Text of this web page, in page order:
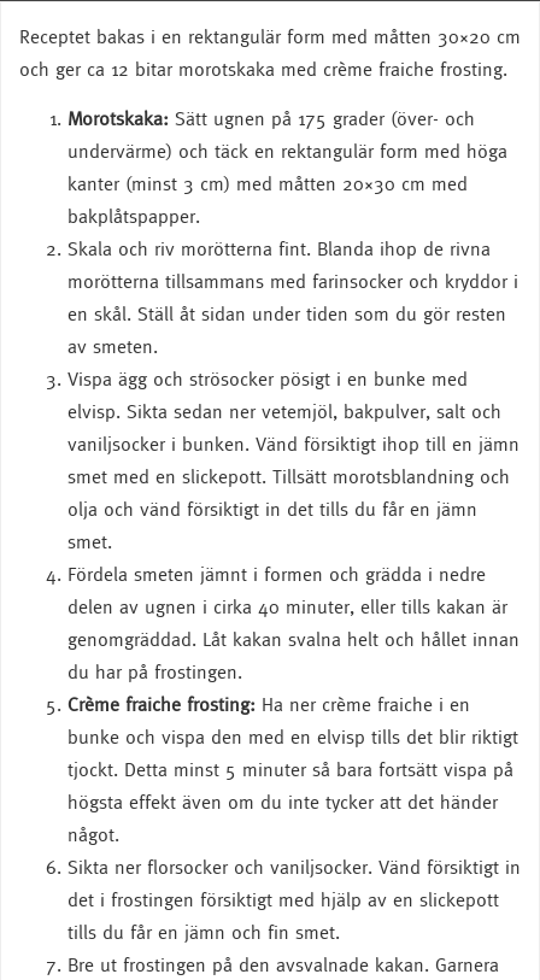
Receptet bakas i en rektangulär form med måtten 30×20 cm
och ger ca 12 bitar morotskaka med crème fraiche frosting.
Morotskaka: Sätt ugnen på 175 grader (över- och
undervärme) och täck en rektangulär form med höga
kanter (minst 3 cm) med måtten 20×30 cm med
bakplåtspapper.
Skala och riv morötterna fint. Blanda ihop de rivna
morötterna tillsammans med farinsocker och kryddor i
en skål. Ställ åt sidan under tiden som du gör resten
av smeten.
Vispa ägg och strösocker pösigt i en bunke med
elvisp. Sikta sedan ner vetemjöl, bakpulver, salt och
vaniljsocker i bunken. Vänd försiktigt ihop till en jämn
smet med en slickepott. Tillsätt morotsblandning och
olja och vänd försiktigt in det tills du får en jämn
smet.
Fördela smeten jämnt i formen och grädda i nedre
delen av ugnen i cirka 40 minuter, eller tills kakan är
genomgräddad. Låt kakan svalna helt och hållet innan
du har på frostingen.
Crème fraiche frosting: Ha ner crème fraiche i en
bunke och vispa den med en elvisp tills det blir riktigt
tjockt. Detta minst 5 minuter så bara fortsätt vispa på
högsta effekt även om du inte tycker att det händer
något.
Sikta ner florsocker och vaniljsocker. Vänd försiktigt in
det i frostingen försiktigt med hjälp av en slickepott
tills du får en jämn och fin smet.
Bre ut frostingen på den avsvalnade kakan. Garnera